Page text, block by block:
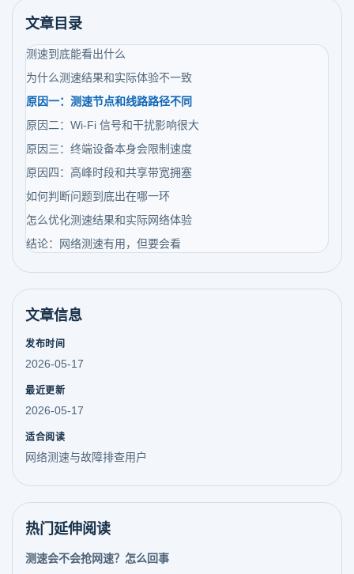
文章目录
测速到底能看出什么
为什么测速结果和实际体验不一致
原因一：测速节点和线路路径不同
原因二：Wi-Fi 信号和干扰影响很大
原因三：终端设备本身会限制速度
原因四：高峰时段和共享带宽拥塞
如何判断问题到底出在哪一环
怎么优化测速结果和实际网络体验
结论：网络测速有用，但要会看
文章信息
发布时间
2026-05-17
最近更新
2026-05-17
适合阅读
网络测速与故障排查用户
热门延伸阅读
测速会不会抢网速？怎么回事